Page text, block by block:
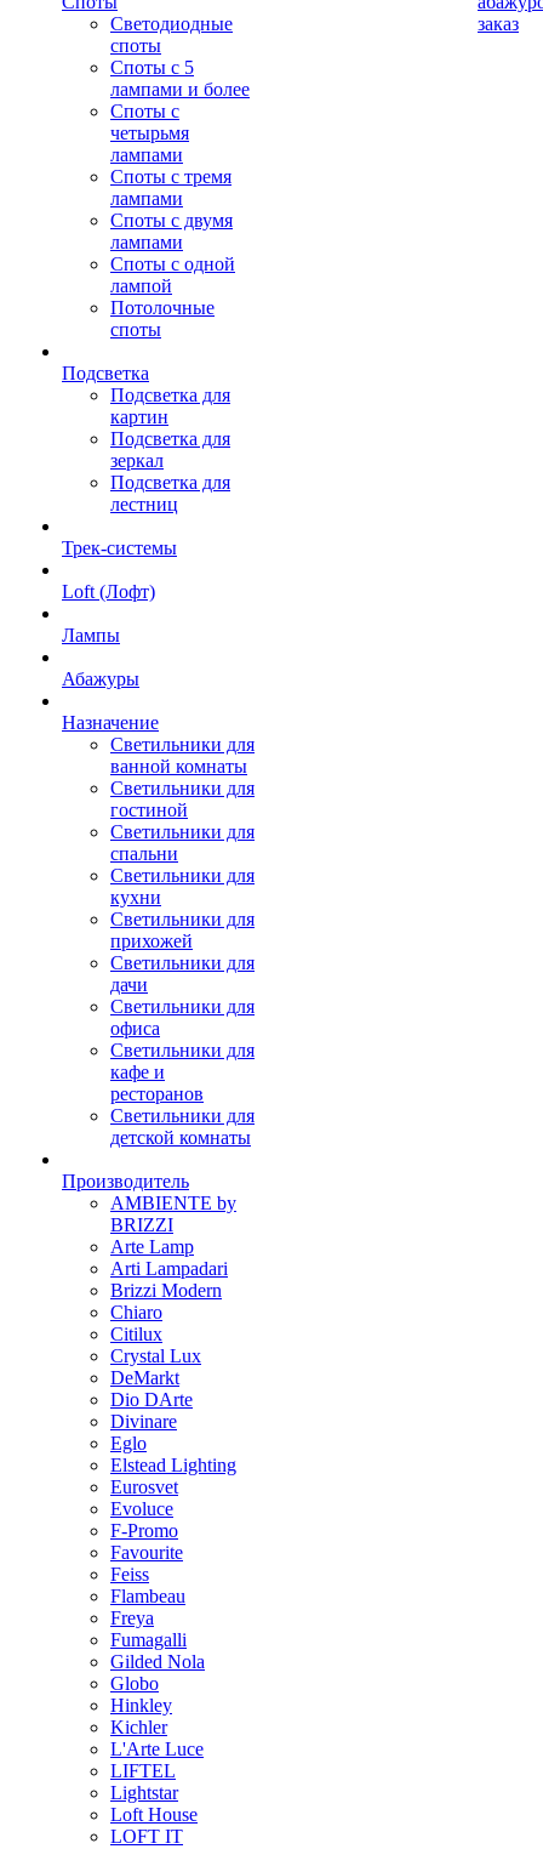
Светодиодные
споты
Споты с 5
лампами и более
Споты с
четырьмя
лампами
Споты с тремя
лампами
Споты с двумя
лампами
Споты с одной
лампой
Потолочные
споты
Подсветка
Подсветка для
картин
Подсветка для
зеркал
Подсветка для
лестниц
Трек-системы
Loft (Лофт)
Лампы
Абажуры
Назначение
Светильники для
ванной комнаты
Светильники для
гостиной
Светильники для
спальни
Светильники для
кухни
Светильники для
прихожей
Светильники для
дачи
Светильники для
офиса
Светильники для
кафе и
ресторанов
Светильники для
детской комнаты
Производитель
AMBIENTE by
BRIZZI
Arte Lamp
Arti Lampadari
Brizzi Modern
Chiaro
Citilux
Crystal Lux
DeMarkt
Dio DArte
Divinare
Eglo
Elstead Lighting
Eurosvet
Evoluce
F-Promo
Favourite
Feiss
Flambeau
Freya
Fumagalli
Gilded Nola
Globo
Hinkley
Kichler
L'Arte Luce
LIFTEL
Lightstar
Loft House
LOFT IT
заказ